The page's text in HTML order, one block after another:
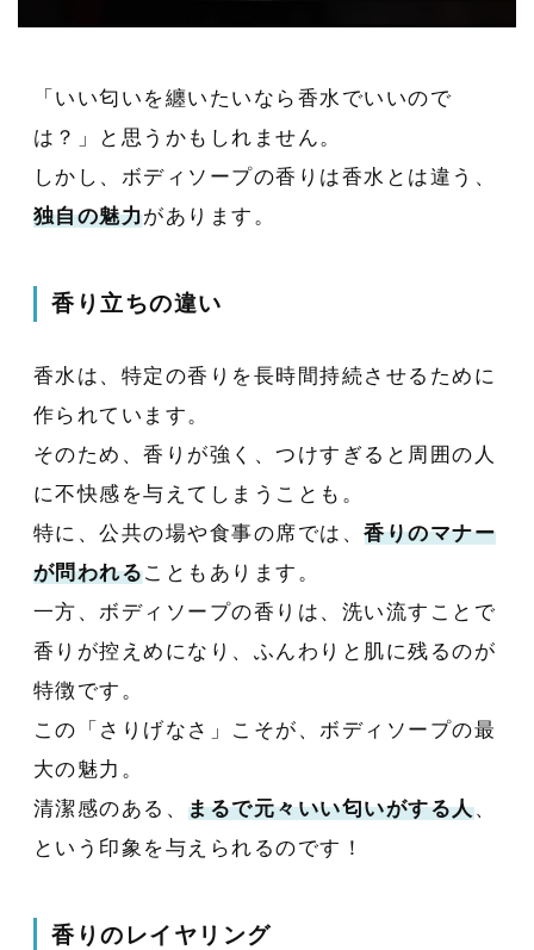
「いい匂いを纏いたいなら香水でいいので
は？」と思うかもしれません。
しかし、ボディソープの香りは香水とは違う、
独自の魅力があります。
香り立ちの違い
香水は、特定の香りを長時間持続させるために
作られています。
そのため、香りが強く、つけすぎると周囲の人
に不快感を与えてしまうことも。
特に、公共の場や食事の席では、香りのマナー
が問われることもあります。
一方、ボディソープの香りは、洗い流すことで
香りが控えめになり、ふんわりと肌に残るのが
特徴です。
この「さりげなさ」こそが、ボディソープの最
大の魅力。
清潔感のある、 まるで元々いい匂いがする人、
という印象を与えられるのです！
香りのレイヤリング